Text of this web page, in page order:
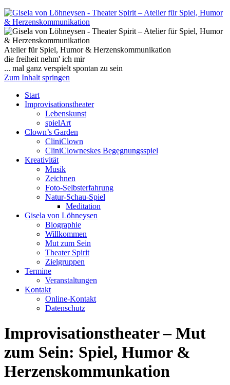
Gisela von Löhneysen
Theater Spirit – Atelier für Spiel, Humor
& Herzenskommunikation
Atelier für Spiel, Humor & Herzenskommunikation
die freiheit nehm' ich mir
... mal ganz verspielt spontan zu sein
Zum Inhalt springen
Start
Improvisationstheater
Lebenskunst
spielArt
Clown’s Garden
CliniClown
CliniClowneskes Begegnungsspiel
Kreativität
Musik
Zeichnen
Foto-Selbsterfahrung
Natur-Schau-Spiel
Meditation
Gisela von Löhneysen
Biographie
Willkommen
Mut zum Sein
Theater Spirit
Zielgruppen
Termine
Veranstaltungen
Kontakt
Online-Kontakt
Datenschutz
Improvisationstheater – Mut
zum Sein: Spiel, Humor &
Herzenskommunkation